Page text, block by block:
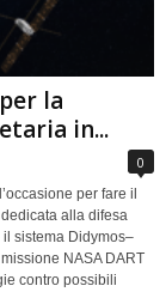
la
in...
0
per fare il
alla difesa
sistema Didymos–
NASA DART
contro possibili